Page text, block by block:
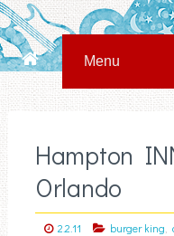
Hampton
Orlando
2.2.11 burger king